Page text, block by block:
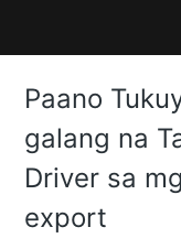
Paano
galang na
Driver sa
export